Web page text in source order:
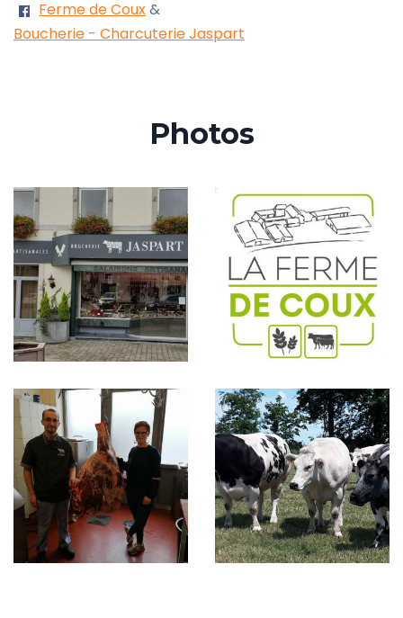
Ferme de Coux&
Boucherie - Charcuterie Jaspart
Photos